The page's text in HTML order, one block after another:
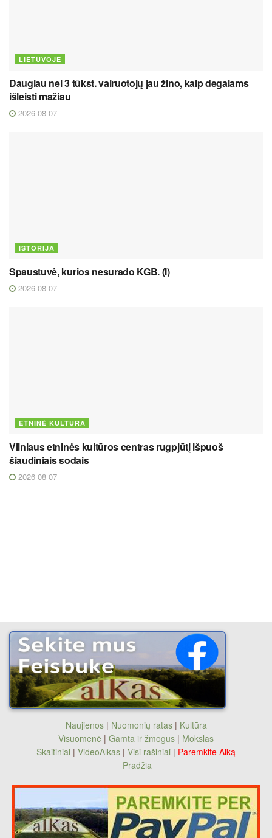
LIETUVOJE
Daugiau nei 3 tūkst. vairuotojų jau žino, kaip degalams
išleisti mažiau
2026 08 07
ISTORIJA
Spaustuvė, kurios nesurado KGB. (I)
2026 08 07
ETNINĖ KULTŪRA
Vilniaus etninės kultūros centras rugpjūtį išpuoš
šiaudiniais sodais
2026 08 07
Naujienos| Nuomonių ratas| Kultūra
Visuomenė | Gamta ir žmogus | Mokslas
Skaitiniai | VideoAlkas | Visi rašiniai | Paremkite Alką
Pradžia